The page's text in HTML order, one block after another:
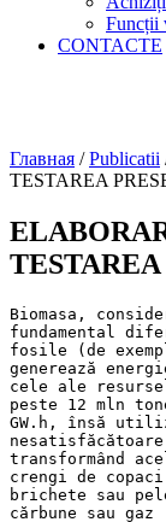
Funcții
CONTACTE
Главная /Publicatii
TESTAREA
Biomasa,
fundamental
fosile (de
generează
cele ale
peste 12 mln
GW.h, însă
transformând
crengi de
brichete sau
cărbune sau gaz